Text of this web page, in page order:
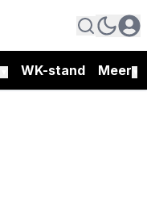
WK-stand Meer